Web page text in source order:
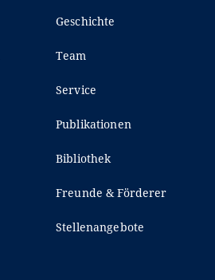
Geschichte
Team
Service
Publikationen
Bibliothek
Freunde & Förderer
Stellenangebote